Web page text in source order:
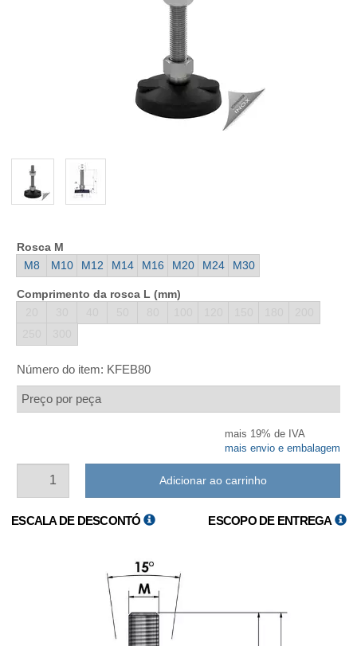
Rosca M
M8 M10 M12 M14 M16 M20 M24 M30
Comprimento da rosca L (mm)
Número do item: KFEB80
Preço por peça
mais 19% de IVA
mais envio e embalagem
Adicionar ao carrinho
ESCALA DE DESCONTÓ ESCOPO DE ENTREGA